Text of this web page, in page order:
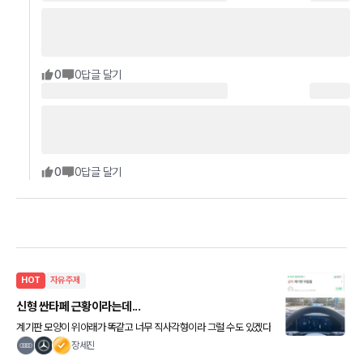
0 0답글 달기
0 0답글 달기
HOT 자유주제
신형 싼타페 근황이라는데...
계기판 모양이 위아래가 똑같고 너무 직사각형이라 그럴 수도 있겠다
싶기도 하고.. 웃프네요..😅
장세진